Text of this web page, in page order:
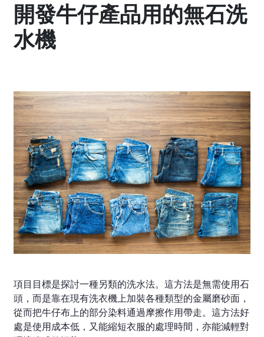
開發牛仔產品用的無石洗
水機
項目目標是探討一種另類的洗水法。這方法是無需使用石
頭，而是靠在現有洗衣機上加裝各種類型的金屬磨砂面，
從而把牛仔布上的部分染料通過摩擦作用帶走。這方法好
處是使用成本低，又能縮短衣服的處理時間，亦能減輕對